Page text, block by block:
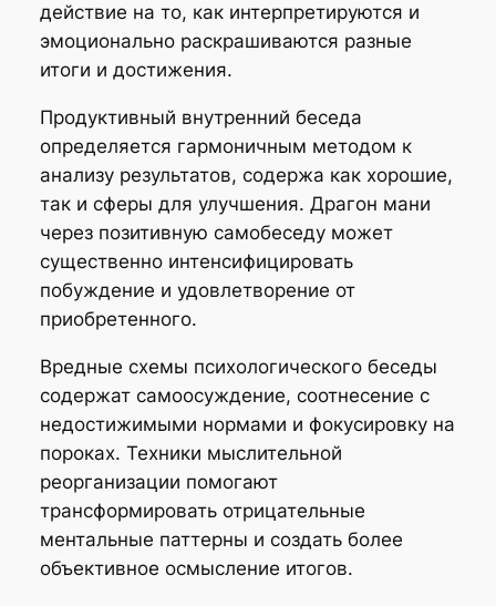
действие на то, как интерпретируются и
эмоционально раскрашиваются разные
итоги и достижения.
Продуктивный внутренний беседа
определяется гармоничным методом к
анализу результатов, содержа как хорошие,
так и сферы для улучшения. Драгон мани
через позитивную самобеседу может
существенно интенсифицировать
побуждение и удовлетворение от
приобретенного.
Вредные схемы психологического беседы
содержат самоосуждение, соотнесение с
недостижимыми нормами и фокусировку на
пороках. Техники мыслительной
реорганизации помогают
трансформировать отрицательные
ментальные паттерны и создать более
объективное осмысление итогов.